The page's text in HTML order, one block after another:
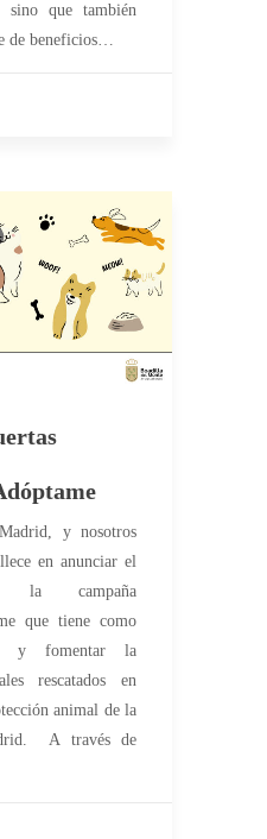
sino que también
de beneficios…
y nosotros
en anunciar el
la campaña
que tiene como
y fomentar la
rescatados en
animal de la
A través de